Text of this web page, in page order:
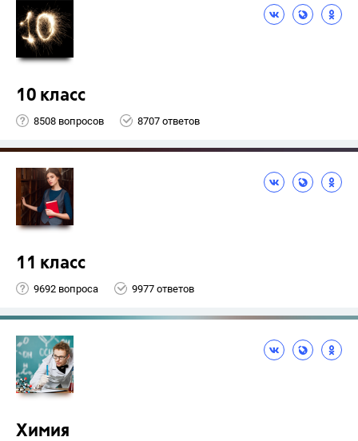
10 класс
8508 вопросов 8707 ответов
11 класс
9692 вопроса 9977 ответов
Химия